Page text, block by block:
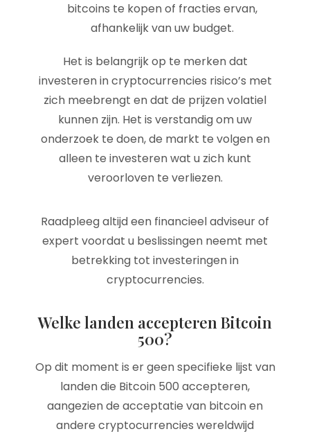
bitcoins te kopen of fracties ervan,
afhankelijk van uw budget.
Het is belangrijk op te merken dat
investeren in cryptocurrencies risico’s met
zich meebrengt en dat de prijzen volatiel
kunnen zijn. Het is verstandig om uw
onderzoek te doen, de markt te volgen en
alleen te investeren wat u zich kunt
veroorloven te verliezen.
Raadpleeg altijd een financieel adviseur of
expert voordat u beslissingen neemt met
betrekking tot investeringen in
cryptocurrencies.
Welke landen accepteren Bitcoin
500?
Op dit moment is er geen specifieke lijst van
landen die Bitcoin 500 accepteren,
aangezien de acceptatie van bitcoin en
andere cryptocurrencies wereldwijd